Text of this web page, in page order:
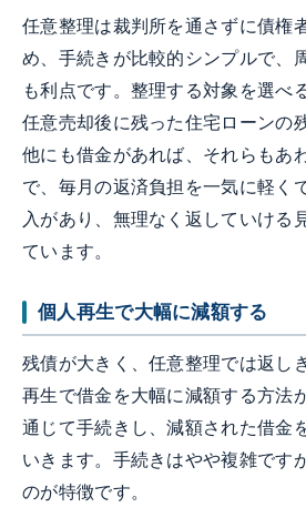
任意整理は裁判所を通さずに債権
め、手続きが比較的シンプルで、
も利点です。整理する対象を選べ
任意売却後に残った住宅ローンの
他にも借金があれば、それらもあ
で、毎月の返済負担を一気に軽く
入があり、無理なく返していける
ています。
個人再生で大幅に減額する
残債が大きく、任意整理では返し
再生で借金を大幅に減額する方法
通じて手続きし、減額された借金
いきます。手続きはやや複雑です
のが特徴です。